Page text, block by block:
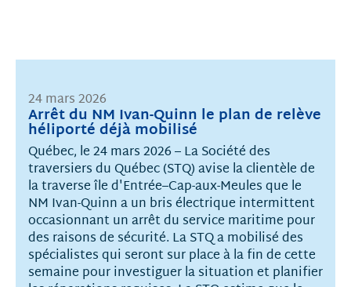
Arrêt du NM Ivan-Quinn le plan de relève
héliporté déjà mobilisé
24 mars 2026
Québec, le 24 mars 2026 – La Société des
traversiers du Québec (STQ) avise la clientèle de
la traverse île d'Entrée–Cap-aux-Meules que le
NM Ivan-Quinn a un bris électrique intermittent
occasionnant un arrêt du service maritime pour
des raisons de sécurité. La STQ a mobilisé des
spécialistes qui seront sur place à la fin de cette
semaine pour investiguer la situation et planifier